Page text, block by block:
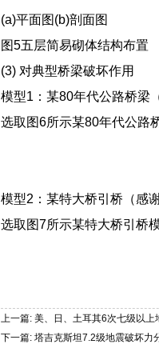
(a)平面图(b)剖面图
图5五层简易砌体结构布置
(3) 对典型桥梁破坏作用
模型1：某80年代公路桥梁
选取图6所示某80年代公路
模型2：某特大桥引桥（感
选取图7所示某特大桥引桥
上一篇: 美、日、土耳其6次七级以上
下一篇: 塔吉克斯坦7.2级地震破坏力